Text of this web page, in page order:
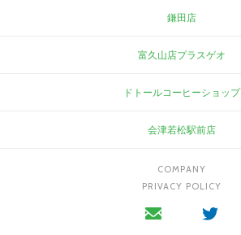
鎌田店
富久山店プラスゲオ
ドトールコーヒーショップ
会津若松駅前店
COMPANY
PRIVACY POLICY